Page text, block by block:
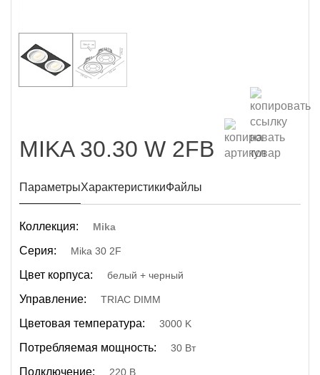
MIKA 30.30 W 2FB
ПараметрыХарактеристикиФайлы
Коллекция: Mika
Серия: Mika 30 2F
Цвет корпуса: белый + черный
Управление: TRIAC DIMM
Цветовая температура: 3000 K
Потребляемая мощность: 30 Вт
Подключение: 220 В